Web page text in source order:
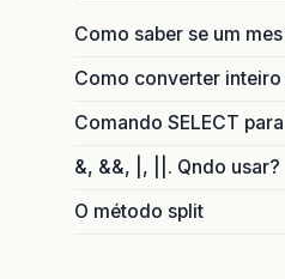
Como saber se um
Como converter inteiro
Comando SELECT
&, &&, |, ||. Qndo usar?
O método split